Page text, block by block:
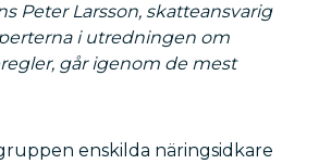
Peter Larsson, skatteansvarig
i utredningen om
går igenom de mest
enskilda näringsidkare